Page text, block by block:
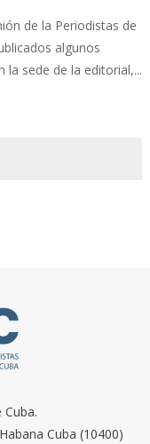
de la Periodistas de
algunos
la sede de la editorial,...
Cuba (10400)